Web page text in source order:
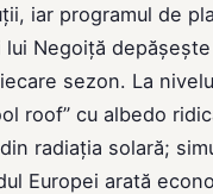
iar programul de
Negoiță
sezon. La
roof” cu albedo
radiaţia solară;
Europei arată